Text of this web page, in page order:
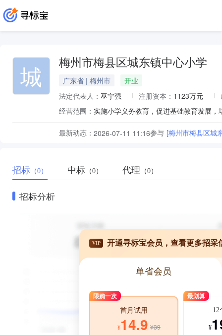
城 梅州市梅县区城东镇中心小学
广东省 | 梅州市
开业
法定代表人： 巫宁强 注册资本： 1123万元
经营范围： 实施小学义务教育，促进基础教育发展
最新动态： 2026-07-11 11:16参与 [梅州市梅县区城
招标 （0） 中标 （0） 代理 （0）
招标分析
VIP 开通寻标宝会员，查看更多招采
单省会员
限购一次
首月试用
¥14.9 ¥39
最划算
12
¥